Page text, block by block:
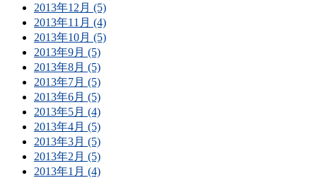
2013年12月 (5)
2013年11月 (4)
2013年10月 (5)
2013年9月 (5)
2013年8月 (5)
2013年7月 (5)
2013年6月 (5)
2013年5月 (4)
2013年4月 (5)
2013年3月 (5)
2013年2月 (5)
2013年1月 (4)